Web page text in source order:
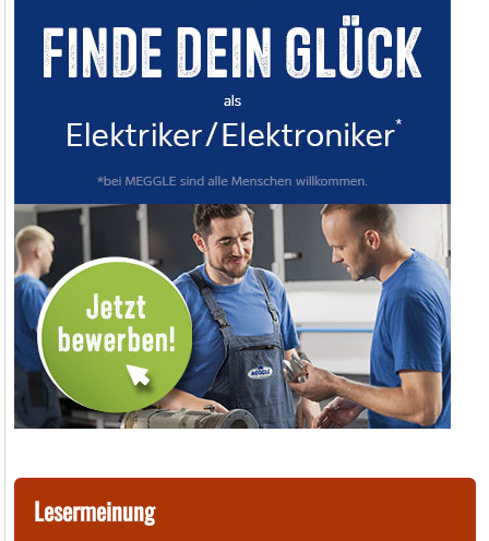
Lesermeinung